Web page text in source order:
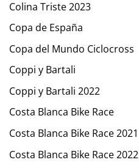
Colina Triste 2023
Copa de España
Copa del Mundo Ciclocross
Coppi y Bartali
Coppi y Bartali 2022
Costa Blanca Bike Race
Costa Blanca Bike Race 2021
Costa Blanca Bike Race 2022